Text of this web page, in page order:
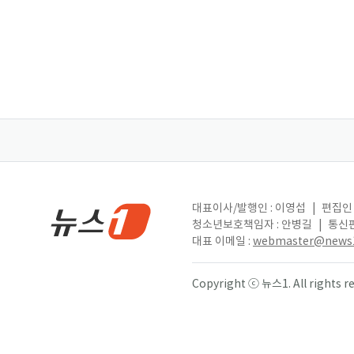
대표이사/발행인 : 이영섭
편집
청소년보호책임자 : 안병길
통신
대표 이메일 :
Copyright ⓒ 뉴스1. All rights